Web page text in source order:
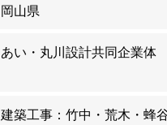
岡山県
あい・丸川設計共同企業体
建築工事：竹中・荒木・蜂